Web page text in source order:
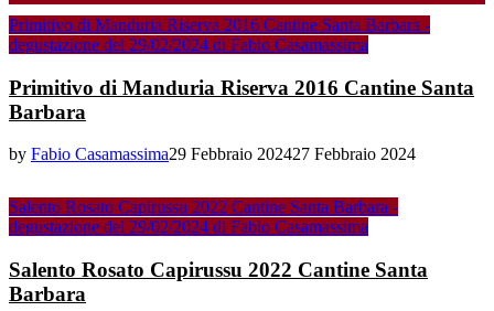
Primitivo di Manduria Riserva 2016 Cantine Santa Barbara -
degustazione del 29/02/2024 di Fabio Casamassima
Primitivo di Manduria Riserva 2016 Cantine Santa
Barbara
by Fabio Casamassima29 Febbraio 202427 Febbraio 2024
Salento Rosato Capirussu 2022 Cantine Santa Barbara -
degustazione del 29/02/2024 di Fabio Casamassima
Salento Rosato Capirussu 2022 Cantine Santa
Barbara